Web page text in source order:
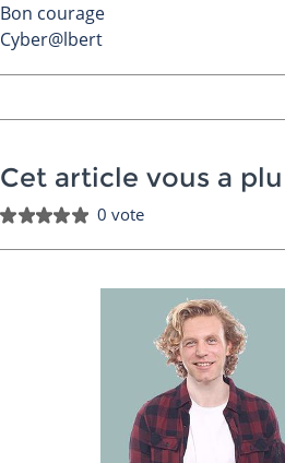
Bon courage
Cyber@lbert
Cet article vous a plu
0 vote